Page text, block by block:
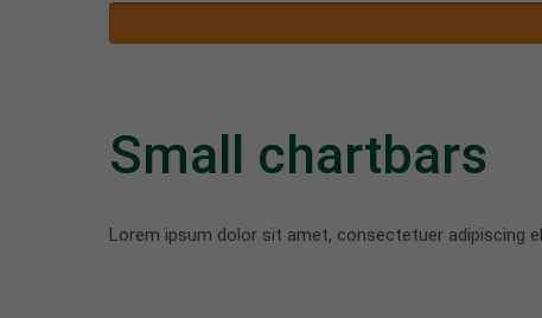
Small chartbars
Lorem ipsum dolor sit amet, consectetuer adipiscing